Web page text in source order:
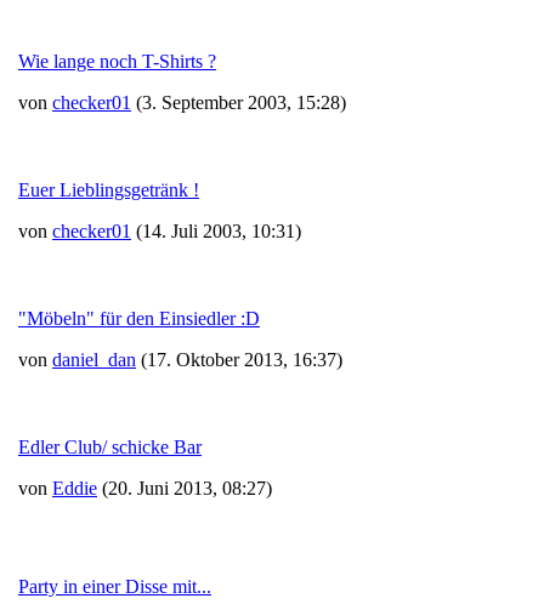
Wie lange noch T-Shirts ?
von checker01 (3. September 2003, 15:28)
Euer Lieblingsgetränk !
von checker01 (14. Juli 2003, 10:31)
"Möbeln" für den Einsiedler :D
von daniel_dan (17. Oktober 2013, 16:37)
Edler Club/ schicke Bar
von Eddie (20. Juni 2013, 08:27)
Party in einer Disse mit...